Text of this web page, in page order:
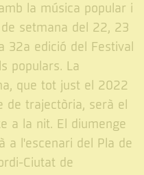
la música popular i
setmana del 22, 23
32a edició del Festival
populars. La
que tot just el 2022
de trajectòria, serà el
a la nit. El diumenge
a l'escenari del Pla de
Ciutat de